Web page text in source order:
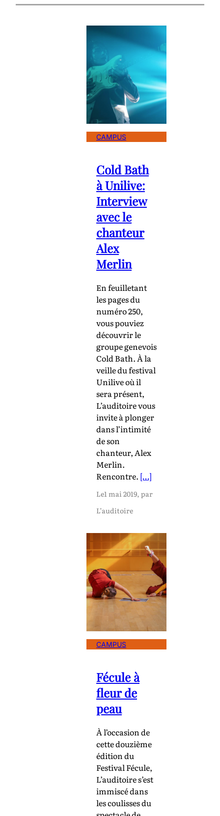
CAMPUS
Cold Bath
à Unilive:
Interview
avec le
chanteur
Alex
Merlin
En feuilletant
les pages du
numéro 250,
vous pouviez
découvrir le
groupe genevois
Cold Bath. À la
veille du festival
Unilive où il
sera présent,
L’auditoire vous
invite à plonger
dans l’intimité
de son
chanteur, Alex
Merlin.
Rencontre. […]
Le1 mai 2019, par
L’auditoire
CAMPUS
Fécule à
fleur de
peau
À l’occasion de
cette douzième
édition du
Festival Fécule,
L’auditoire s’est
immiscé dans
les coulisses du